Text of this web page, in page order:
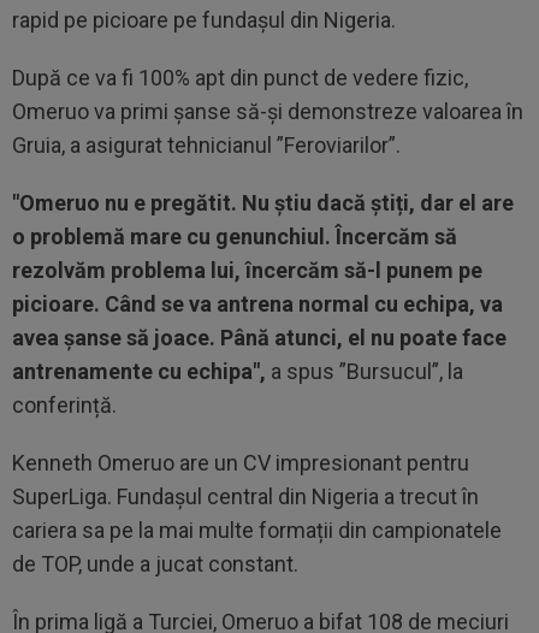
rapid pe picioare pe fundașul din Nigeria.
După ce va fi 100% apt din punct de vedere fizic,
Omeruo va primi șanse să-și demonstreze valoarea în
Gruia, a asigurat tehnicianul ”Feroviarilor”.
"Omeruo nu e pregătit. Nu știu dacă știți, dar el are
o problemă mare cu genunchiul. Încercăm să
rezolvăm problema lui, încercăm să-l punem pe
picioare. Când se va antrena normal cu echipa, va
avea șanse să joace. Până atunci, el nu poate face
antrenamente cu echipa", a spus ”Bursucul”, la
conferință.
Kenneth Omeruo are un CV impresionant pentru
SuperLiga. Fundașul central din Nigeria a trecut în
cariera sa pe la mai multe formații din campionatele
de TOP, unde a jucat constant.
În prima ligă a Turciei, Omeruo a bifat 108 de meciuri